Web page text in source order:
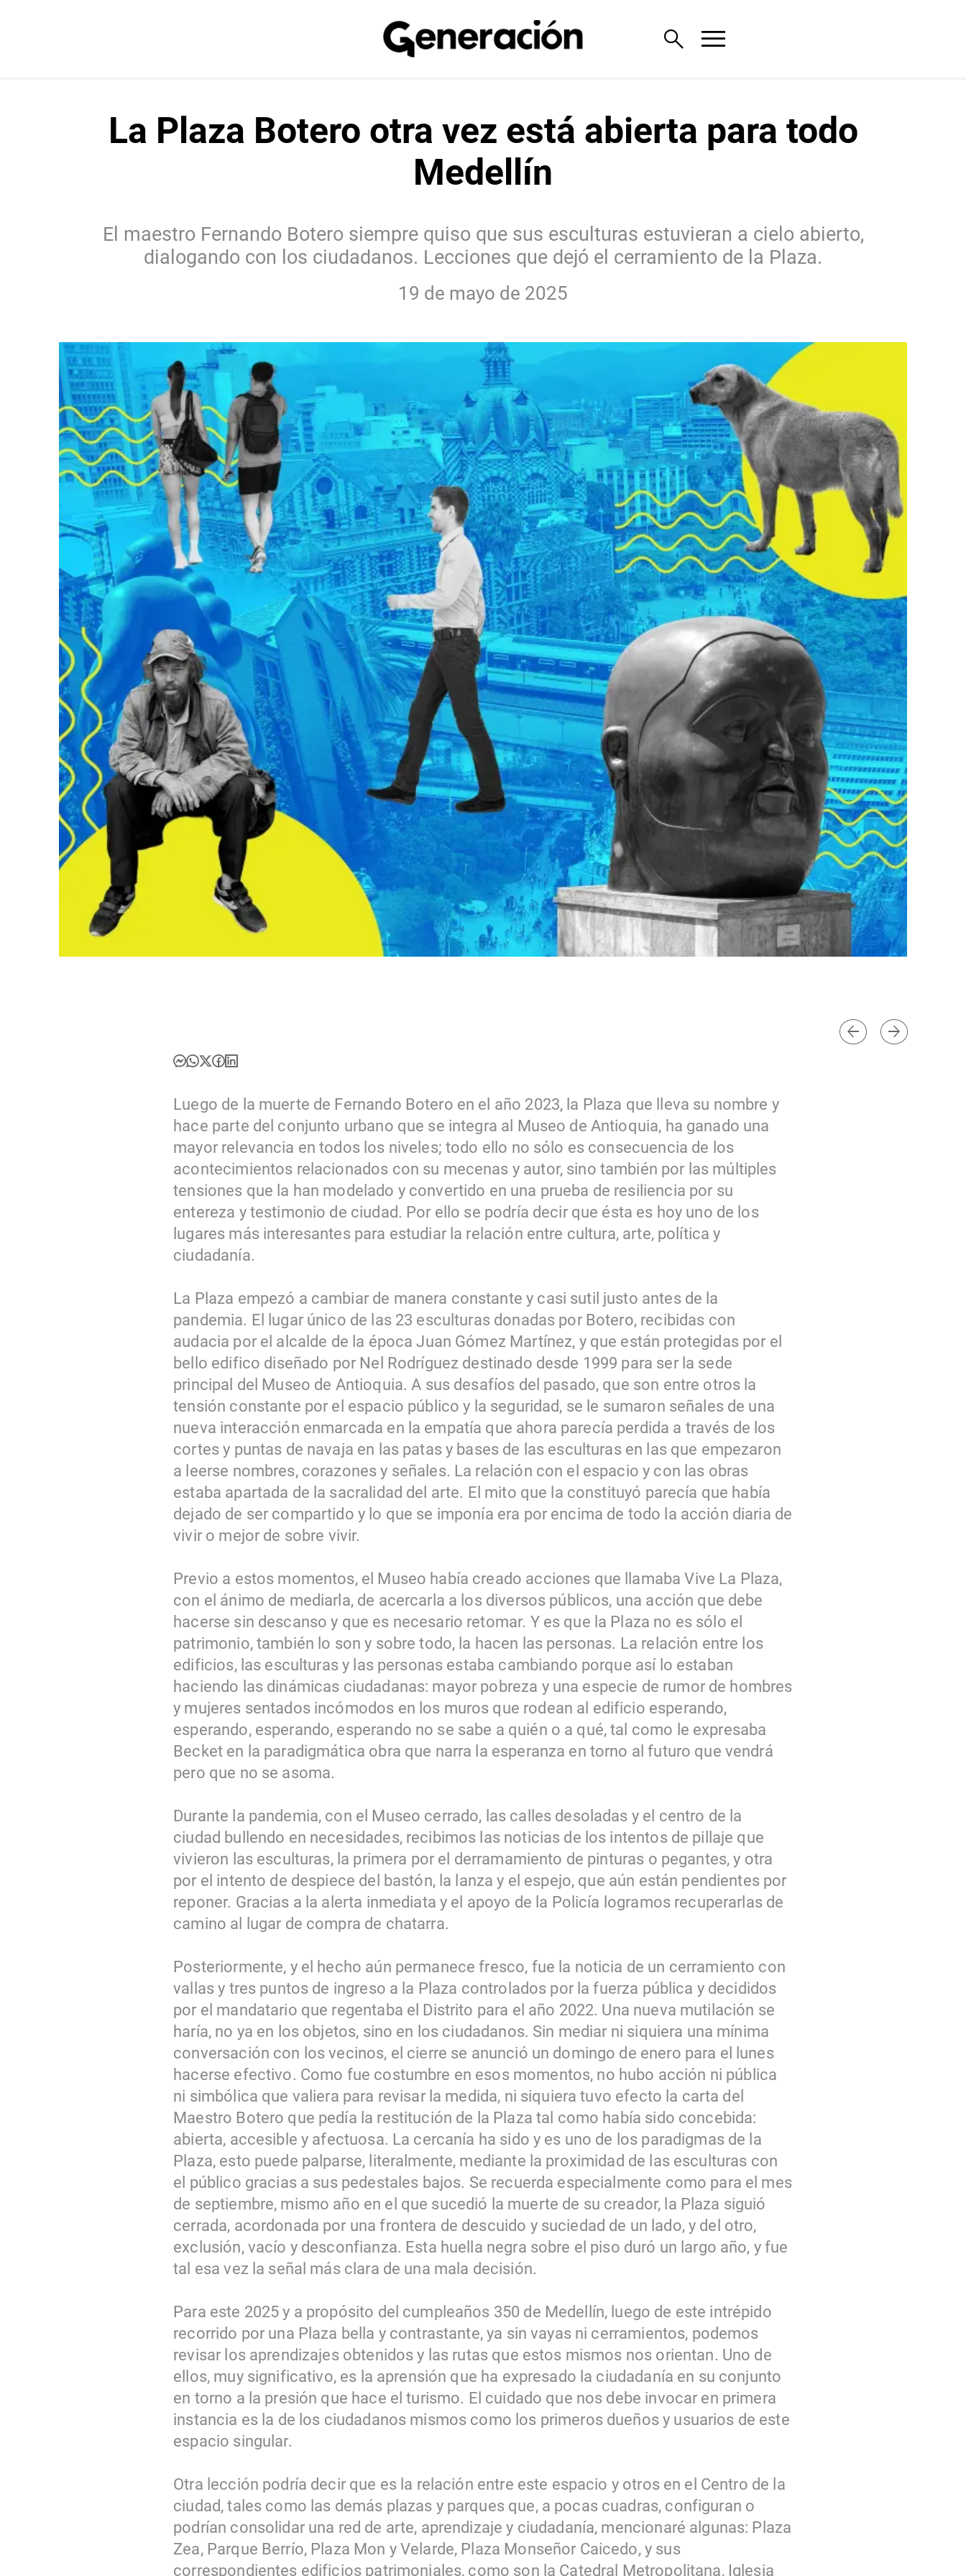
search menu
La Plaza Botero otra vez está abierta para todo
Medellín
El maestro Fernando Botero siempre quiso que sus esculturas estuvieran a cielo abierto,
dialogando con los ciudadanos. Lecciones que dejó el cerramiento de la Plaza.
19 de mayo de 2025
arrow_back arrow_forward
Luego de la muerte de Fernando Botero en el año 2023, la Plaza que lleva su nombre y
hace parte del conjunto urbano que se integra al Museo de Antioquia, ha ganado una
mayor relevancia en todos los niveles; todo ello no sólo es consecuencia de los
acontecimientos relacionados con su mecenas y autor, sino también por las múltiples
tensiones que la han modelado y convertido en una prueba de resiliencia por su
entereza y testimonio de ciudad. Por ello se podría decir que ésta es hoy uno de los
lugares más interesantes para estudiar la relación entre cultura, arte, política y
ciudadanía.
La Plaza empezó a cambiar de manera constante y casi sutil justo antes de la
pandemia. El lugar único de las 23 esculturas donadas por Botero, recibidas con
audacia por el alcalde de la época Juan Gómez Martínez, y que están protegidas por el
bello edifico diseñado por Nel Rodríguez destinado desde 1999 para ser la sede
principal del Museo de Antioquia. A sus desafíos del pasado, que son entre otros la
tensión constante por el espacio público y la seguridad, se le sumaron señales de una
nueva interacción enmarcada en la empatía que ahora parecía perdida a través de los
cortes y puntas de navaja en las patas y bases de las esculturas en las que empezaron
a leerse nombres, corazones y señales. La relación con el espacio y con las obras
estaba apartada de la sacralidad del arte. El mito que la constituyó parecía que había
dejado de ser compartido y lo que se imponía era por encima de todo la acción diaria de
vivir o mejor de sobre vivir.
Previo a estos momentos, el Museo había creado acciones que llamaba Vive La Plaza,
con el ánimo de mediarla, de acercarla a los diversos públicos, una acción que debe
hacerse sin descanso y que es necesario retomar. Y es que la Plaza no es sólo el
patrimonio, también lo son y sobre todo, la hacen las personas. La relación entre los
edificios, las esculturas y las personas estaba cambiando porque así lo estaban
haciendo las dinámicas ciudadanas: mayor pobreza y una especie de rumor de hombres
y mujeres sentados incómodos en los muros que rodean al edificio esperando,
esperando, esperando, esperando no se sabe a quién o a qué, tal como le expresaba
Becket en la paradigmática obra que narra la esperanza en torno al futuro que vendrá
pero que no se asoma.
Durante la pandemia, con el Museo cerrado, las calles desoladas y el centro de la
ciudad bullendo en necesidades, recibimos las noticias de los intentos de pillaje que
vivieron las esculturas, la primera por el derramamiento de pinturas o pegantes, y otra
por el intento de despiece del bastón, la lanza y el espejo, que aún están pendientes por
reponer. Gracias a la alerta inmediata y el apoyo de la Policía logramos recuperarlas de
camino al lugar de compra de chatarra.
Posteriormente, y el hecho aún permanece fresco, fue la noticia de un cerramiento con
vallas y tres puntos de ingreso a la Plaza controlados por la fuerza pública y decididos
por el mandatario que regentaba el Distrito para el año 2022. Una nueva mutilación se
haría, no ya en los objetos, sino en los ciudadanos. Sin mediar ni siquiera una mínima
conversación con los vecinos, el cierre se anunció un domingo de enero para el lunes
hacerse efectivo. Como fue costumbre en esos momentos, no hubo acción ni pública
ni simbólica que valiera para revisar la medida, ni siquiera tuvo efecto la carta del
Maestro Botero que pedía la restitución de la Plaza tal como había sido concebida:
abierta, accesible y afectuosa. La cercanía ha sido y es uno de los paradigmas de la
Plaza, esto puede palparse, literalmente, mediante la proximidad de las esculturas con
el público gracias a sus pedestales bajos. Se recuerda especialmente como para el mes
de septiembre, mismo año en el que sucedió la muerte de su creador, la Plaza siguió
cerrada, acordonada por una frontera de descuido y suciedad de un lado, y del otro,
exclusión, vacío y desconfianza. Esta huella negra sobre el piso duró un largo año, y fue
tal esa vez la señal más clara de una mala decisión.
Para este 2025 y a propósito del cumpleaños 350 de Medellín, luego de este intrépido
recorrido por una Plaza bella y contrastante, ya sin vayas ni cerramientos, podemos
revisar los aprendizajes obtenidos y las rutas que estos mismos nos orientan. Uno de
ellos, muy significativo, es la aprensión que ha expresado la ciudadanía en su conjunto
en torno a la presión que hace el turismo. El cuidado que nos debe invocar en primera
instancia es la de los ciudadanos mismos como los primeros dueños y usuarios de este
espacio singular.
Otra lección podría decir que es la relación entre este espacio y otros en el Centro de la
ciudad, tales como las demás plazas y parques que, a pocas cuadras, configuran o
podrían consolidar una red de arte, aprendizaje y ciudadanía, mencionaré algunas: Plaza
Zea, Parque Berrío, Plaza Mon y Velarde, Plaza Monseñor Caicedo, y sus
correspondientes edificios patrimoniales, como son la Catedral Metropolitana, Iglesia